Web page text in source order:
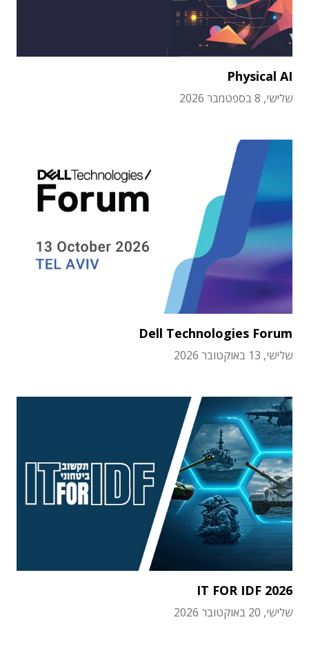
Physical AI
שלישי, 8 בספטמבר 2026
Dell Technologies Forum
שלישי, 13 באוקטובר 2026
IT FOR IDF 2026
שלישי, 20 באוקטובר 2026